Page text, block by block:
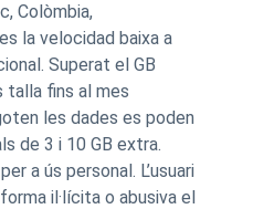
Colòmbia,
la velocidad baixa a
Superat el GB
talla fins al mes
les dades es poden
de 3 i 10 GB extra.
a ús personal. L’usuari
il·lícita o abusiva el